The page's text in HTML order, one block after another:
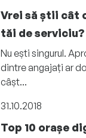
Vrei să știi cât
tăi de serviciu?
Nu ești singurul.
dintre angajați ar
câșt...
31.10.2018
Top 10 orașe